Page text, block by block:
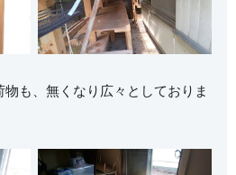
も、無くなり広々としておりま